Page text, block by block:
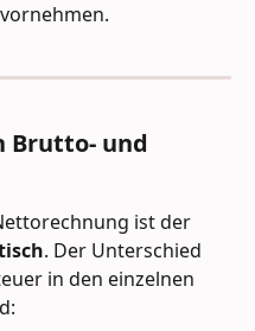
Brutto- und
ist der
. Der Unterschied
in den einzelnen